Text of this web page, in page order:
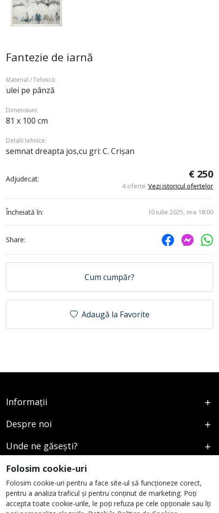
Fantezie de iarnă
Material / Tehnică:
ulei pe pânză
Dimensiuni:
81 x 100 cm
Detalii tehnice:
semnat dreapta jos,cu gri: C. Crișan
Adjudecat: € 250
4 oferte Vezi istoricul ofertelor
Încheiată în: 10 iulie 2025, ora 18:00
Share:
Cum cumpăr?
Adaugă la Favorite
Informații
Despre noi
Unde ne găsești?
Urmați-ne
Folosim cookie-uri
Folosim cookie-uri pentru a face site-ul să funcționeze corect,
pentru a analiza traficul și pentru conținut de marketing. Poți
accepta toate cookie-urile, le poți refuza pe cele opționale sau îți